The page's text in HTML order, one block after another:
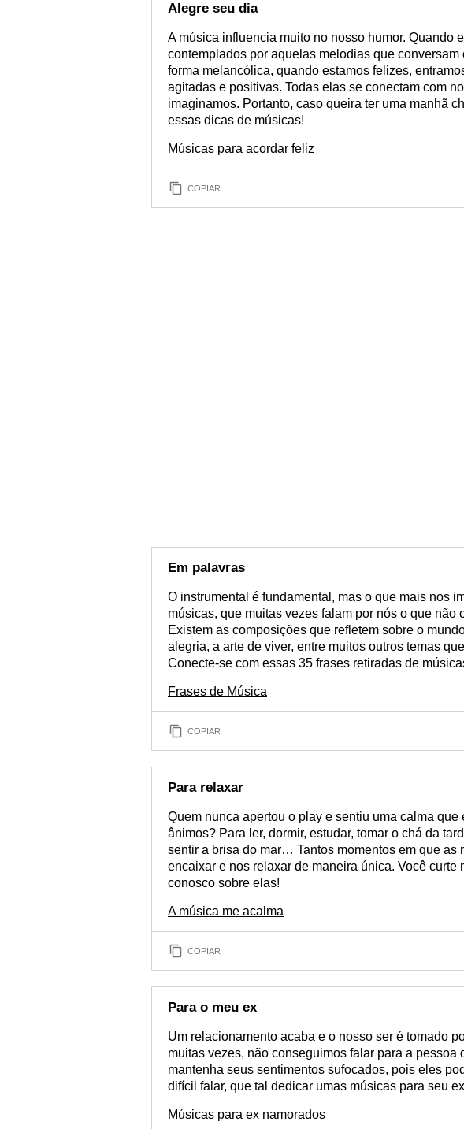
Alegre seu dia
A música influencia muito no nosso humor. Quando
contemplados por aquelas melodias que conversam
forma melancólica, quando estamos felizes,
agitadas e positivas. Todas elas se conectam com
imaginamos. Portanto, caso queira ter uma manhã
essas dicas de músicas!
Músicas para acordar feliz
COPIAR
Em palavras
O instrumental é fundamental, mas o que mais nos
músicas, que muitas vezes falam por nós o que não
Existem as composições que refletem sobre o
alegria, a arte de viver, entre muitos outros temas
Conecte-se com essas 35 frases retiradas de
Frases de Música
COPIAR
Para relaxar
Quem nunca apertou o play e sentiu uma calma que
ânimos? Para ler, dormir, estudar, tomar o chá da
sentir a brisa do mar… Tantos momentos em que as
encaixar e nos relaxar de maneira única. Você curte
conosco sobre elas!
A música me acalma
COPIAR
Para o meu ex
Um relacionamento acaba e o nosso ser é tomado
muitas vezes, não conseguimos falar para a pessoa
mantenha seus sentimentos sufocados, pois eles
difícil falar, que tal dedicar umas músicas para seu
Músicas para ex namorados